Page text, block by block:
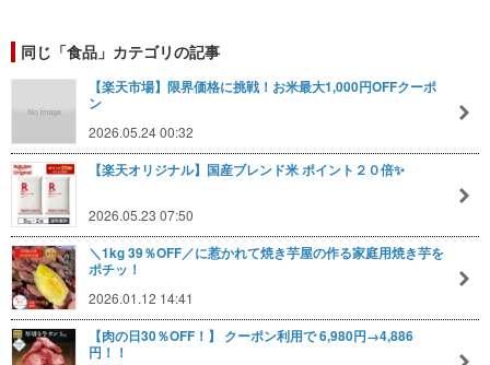
同じ「食品」カテゴリの記事
【楽天市場】限界価格に挑戦！お米最大1,000円OFFクーポ
ン
2026.05.24 00:32
【楽天オリジナル】国産ブレンド米 ポイント２０倍✨
2026.05.23 07:50
＼1kg 39％OFF／に惹かれて焼き芋屋の作る家庭用焼き芋を
ポチッ！
2026.01.12 14:41
【肉の日30％OFF！】 クーポン利用で 6,980円→4,886
円！！